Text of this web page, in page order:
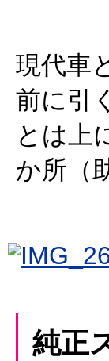
現代車
前に引
とは上
か所（
純正